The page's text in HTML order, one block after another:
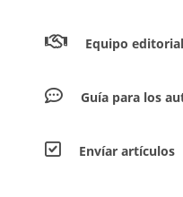
Equipo editorial
Guía para los
Envíar artículos